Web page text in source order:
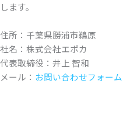
します。
住所：千葉県勝浦市鵜原
社名：株式会社エポカ
代表取締役：井上 智和
メール： お問い合わせフォーム